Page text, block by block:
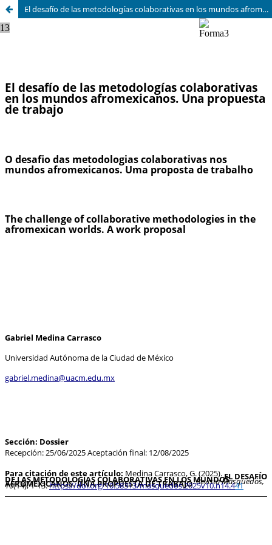
El desafío de las metodologías colaborativas en los mundos afromexicanos. Una propuesta de trabajo